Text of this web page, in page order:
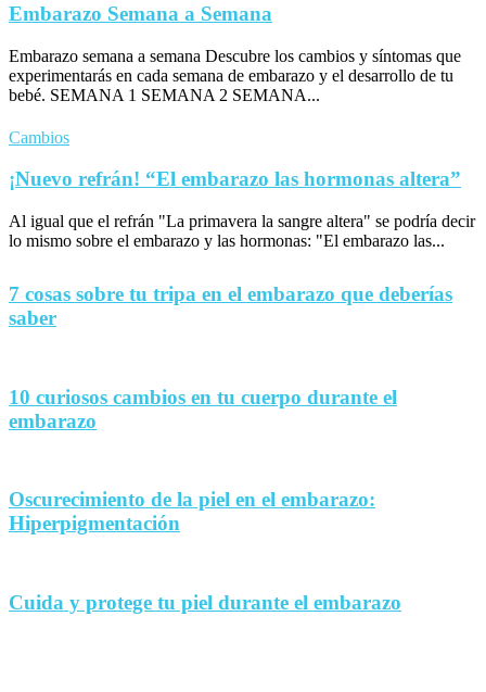
Embarazo Semana a Semana
Embarazo semana a semana Descubre los cambios y síntomas que
experimentarás en cada semana de embarazo y el desarrollo de tu
bebé. SEMANA 1 SEMANA 2 SEMANA...
Cambios
¡Nuevo refrán! “El embarazo las hormonas altera”
Al igual que el refrán "La primavera la sangre altera" se podría decir
lo mismo sobre el embarazo y las hormonas: "El embarazo las...
7 cosas sobre tu tripa en el embarazo que deberías
saber
10 curiosos cambios en tu cuerpo durante el
embarazo
Oscurecimiento de la piel en el embarazo:
Hiperpigmentación
Cuida y protege tu piel durante el embarazo